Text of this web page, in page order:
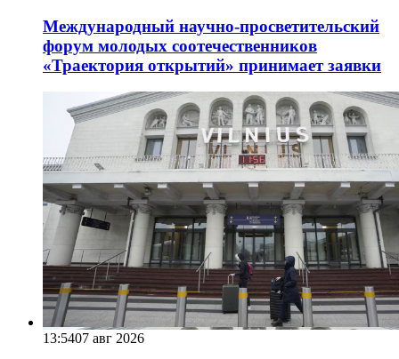
Международный научно-просветительский
форум молодых соотечественников
«Траектория открытий» принимает заявки
13:5407 авг 2026